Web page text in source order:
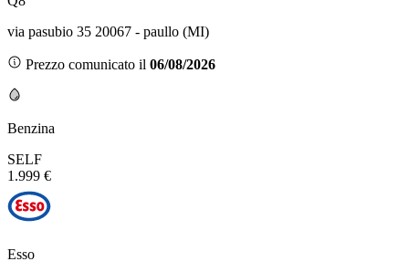
via pasubio 35 20067 - paullo (MI)
Prezzo comunicato il 06/08/2026
Benzina
SELF
1.999 €
Esso